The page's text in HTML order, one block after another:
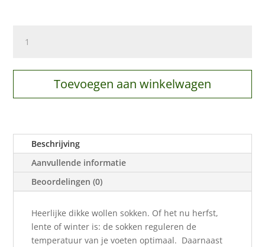
sokken
2-
aantal
Toevoegen aan winkelwagen
Beschrijving
Aanvullende informatie
Beoordelingen (0)
Heerlijke dikke wollen sokken. Of het nu herfst,
lente of winter is: de sokken reguleren de
temperatuur van je voeten optimaal. Daarnaast